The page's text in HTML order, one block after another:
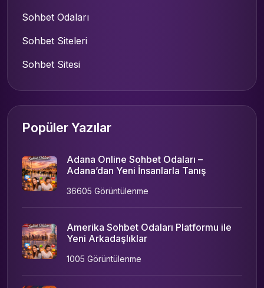
Sohbet Odaları
Sohbet Siteleri
Sohbet Sitesi
Popüler Yazılar
Adana Online Sohbet Odaları –
Adana’dan Yeni İnsanlarla Tanış
36605 Görüntülenme
Amerika Sohbet Odaları Platformu ile
Yeni Arkadaşlıklar
1005 Görüntülenme